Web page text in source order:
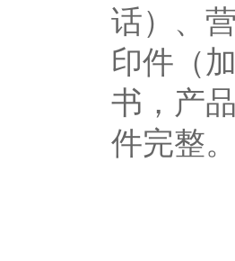
话）、
印件（
书，产
件完整